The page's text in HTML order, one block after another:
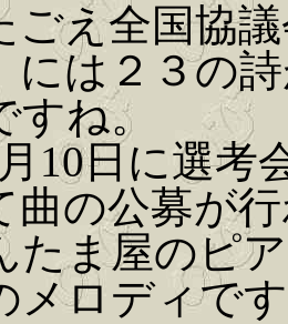
ごえ全国協
には２３の
ね。
10日に選考
曲の公募が
たま屋のピ
メロディで